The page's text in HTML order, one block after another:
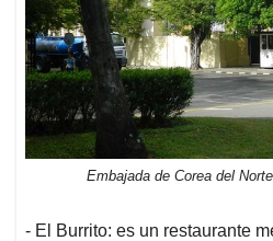
Embajada de Corea del
- El Burrito: es un restaurante